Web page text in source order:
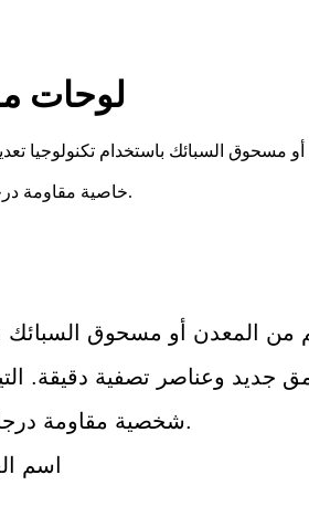
لوحات
السبائك باستخدام تكنولوجيا
2. خاصية مقاومة درجات الحرارة العالية ودرجات الحرارة المنخفضة.
المعدن أو مسحوق السبائك
وعناصر تصفية دقيقة.
شخصية مقاومة درجات الحرارة ودرجات الحرارة المنخفضة.
اسم